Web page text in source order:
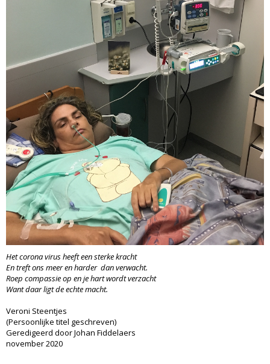
Het corona virus heeft een sterke kracht
En treft ons meer en harder dan verwacht.
Roep compassie op en je hart wordt verzacht
Want daar ligt de echte macht.
Veroni Steentjes
(Persoonlijke titel geschreven)
Geredigeerd door Johan Fiddelaers
november 2020